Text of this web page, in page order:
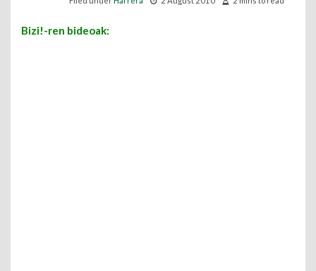
Bizi!-ren bideoak: